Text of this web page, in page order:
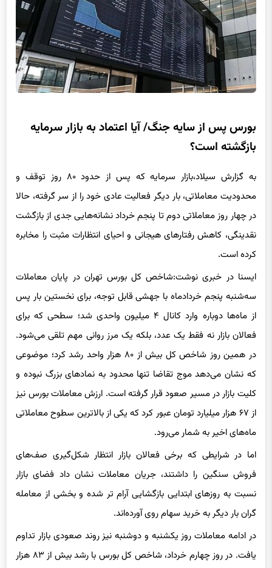
بازگشته است؟
محدودیت معاملاتی، بار دیگر فعالیت عادی خود را از سر گرفته، حالا
در چهار روز معاملاتی دوم تا پنجم خرداد نشانه‌هایی جدی از بازگشت
نقدینگی، کاهش رفتارهای هیجانی و احیای انتظارات مثبت را مخابره
کرده است.
ایسنا در خبری نوشت:شاخص کل بورس تهران در پایان معاملات
سه‌شنبه پنجم خردادماه با جهشی قابل توجه، برای نخستین بار پس
از ماه‌ها دوباره وارد کانال ۴ میلیون واحدی شد؛ سطحی که برای
فعالان بازار نه ‌فقط یک عدد، بلکه یک مرز روانی مهم تلقی می‌شود.
در همین روز شاخص کل بیش از ۸۰ هزار واحد رشد کرد؛ موضوعی
که نشان می‌دهد موج تقاضا تنها محدود به نمادهای بزرگ نبوده و
کلیت بازار در مسیر صعود قرار گرفته است. ارزش معاملات بورس نیز
از ۶۷ هزار میلیارد تومان عبور کرد که یکی از بالاترین سطوح معاملاتی
ماه‌های اخیر به شمار می‌رود.
اما در شرایطی که برخی فعالان بازار انتظار شکل‌گیری صف‌های
فروش سنگین را داشتند، جریان معاملات نشان داد فضای بازار
نسبت به روزهای ابتدایی بازگشایی آرام ‌تر شده و بخشی از معامله
‌گران بار دیگر به خرید سهام روی آورده‌اند.
در ادامه معاملات روز یکشنبه و دوشنبه نیز روند صعودی بازار تداوم
یافت. در روز چهارم خرداد، شاخص کل بورس با رشد بیش از ۸۳ هزار
واحدی به سطح ۳ میلیون و ۹۹۳ هزار واحد رسید و تنها چند هزار